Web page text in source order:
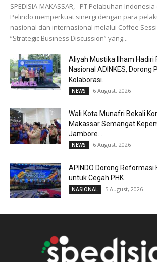
SPEDISIA-MAKASSAR,– PT Pelabuhan
Pelindo memperkuat sinergi dengan para
nasional dan internasional melalui Coffee
“Strategic Business Discussion” yang...
Aliyah Mustika Ilham Hadiri
Nasional ADINKES, Dorong
Kolaborasi...
NEWS 6 August, 2026
Wali Kota Munafri Bekali
Makassar Semangat
Jambore...
NEWS 6 August, 2026
APINDO Dorong Reformasi
untuk Cegah PHK
NASIONAL 5 August, 2026